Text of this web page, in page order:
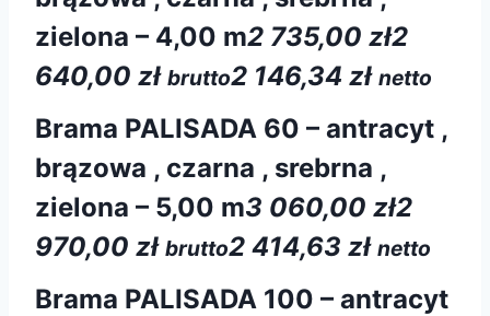
zielona – 4,00 m2 735,00 zł2
640,00 zł brutto2 146,34 zł netto
Brama PALISADA 60 – antracyt ,
brązowa , czarna , srebrna ,
zielona – 5,00 m3 060,00 zł2
970,00 zł brutto2 414,63 zł netto
Brama PALISADA 100 – antracyt